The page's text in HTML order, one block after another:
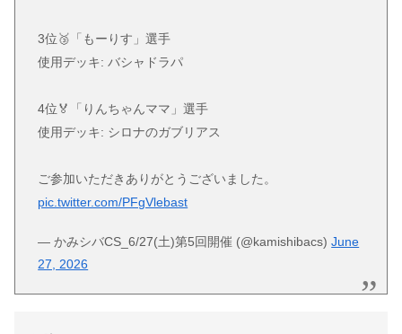
3位🥉「もーりす」選手
使用デッキ: バシャドラパ
4位🏅「りんちゃんママ」選手
使用デッキ: シロナのガブリアス
ご参加いただきありがとうございました。
pic.twitter.com/PFgVlebast
— かみシバCS_6/27(土)第5回開催 (@kamishibacs)June
27, 2026